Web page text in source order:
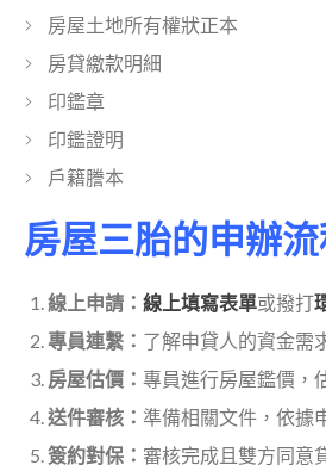
房屋土地所有權狀正本
房貸繳款明細
印鑑章
印鑑證明
戶籍謄本
房屋三胎的申辦流
線上申請： 線上填寫表單或撥打
專員連繫： 了解申貸人的資金需
房屋估價： 專員進行房屋鑑價，
送件審核： 準備相關文件，依據
簽約對保： 審核完成且雙方同意